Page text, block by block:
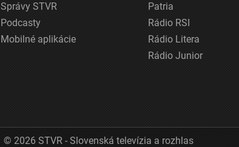
Správy STVR
Podcasty
Mobilné aplikácie
Patria
Rádio RSI
Rádio Litera
Rádio Junior
© 2026 STVR - Slovenská televízia a rozhlas